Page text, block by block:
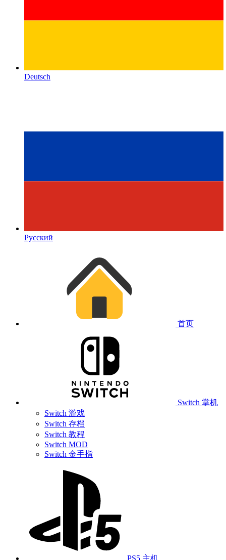
Deutsch
Русский
首页
Switch 掌机
Switch 游戏
Switch 存档
Switch 教程
Switch MOD
Switch 金手指